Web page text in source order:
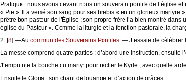
Pratique : nous avons devant nous un souverain pontife de l’église
« Pie ». Il a versé son sang pour ses brebis « en un glorieux martyre
prêtre bon pasteur de l’Église ; son propre frère l’a bien montré
église du Pasteur ». Comme la liturgie et la fonction pastorale, la
2. [8] — Au commun des Souverains Pontifes. — J’essaie de célébrer
La messe comprend quatre parties : d’abord une instruction, ensuite
J’emprunte la bouche du martyr pour réciter le Kyrie ; avec quelle
Ensuite le Gloria : son chant de louange et d’action de grâces.